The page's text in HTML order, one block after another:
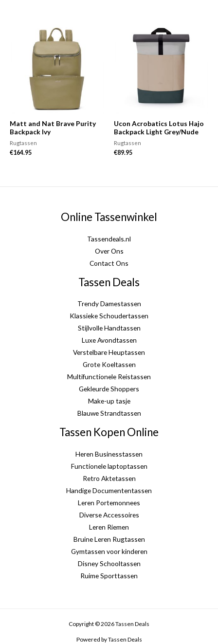
Matt and Nat Brave Purity
Backpack Ivy
Rugtassen
€164.95
Ucon Acrobatics Lotus Hajo
Backpack Light Grey/Nude
Rugtassen
€89.95
Online Tassenwinkel
Tassendeals.nl
Over Ons
Contact Ons
Tassen Deals
Trendy Damestassen
Klassieke Schoudertassen
Stijlvolle Handtassen
Luxe Avondtassen
Verstelbare Heuptassen
Grote Koeltassen
Multifunctionele Reistassen
Gekleurde Shoppers
Make-up tasje
Blauwe Strandtassen
Tassen Kopen Online
Heren Businesstassen
Functionele laptoptassen
Retro Aktetassen
Handige Documententassen
Leren Portemonnees
Diverse Accessoires
Leren Riemen
Bruine Leren Rugtassen
Gymtassen voor kinderen
Disney Schooltassen
Ruime Sporttassen
Copyright © 2026 Tassen Deals
Powered by Tassen Deals